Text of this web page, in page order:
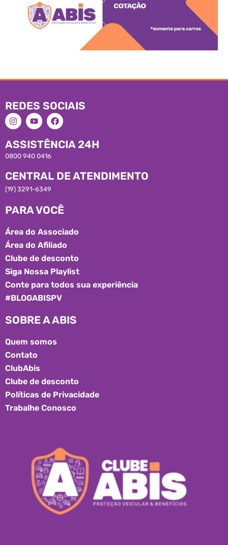
REDES SOCIAIS
ASSISTÊNCIA 24H
0800 940 0416
CENTRAL DE ATENDIMENTO
(19) 3291-6349
PARA VOCÊ
Área do Associado
Área do Afiliado
Clube de desconto
Siga Nossa Playlist
Conte para todos sua experiência
#BLOGABISPV
SOBRE A ABIS
Quem somos
Contato
ClubAbis
Clube de desconto
Políticas de Privacidade
Trabalhe Conosco